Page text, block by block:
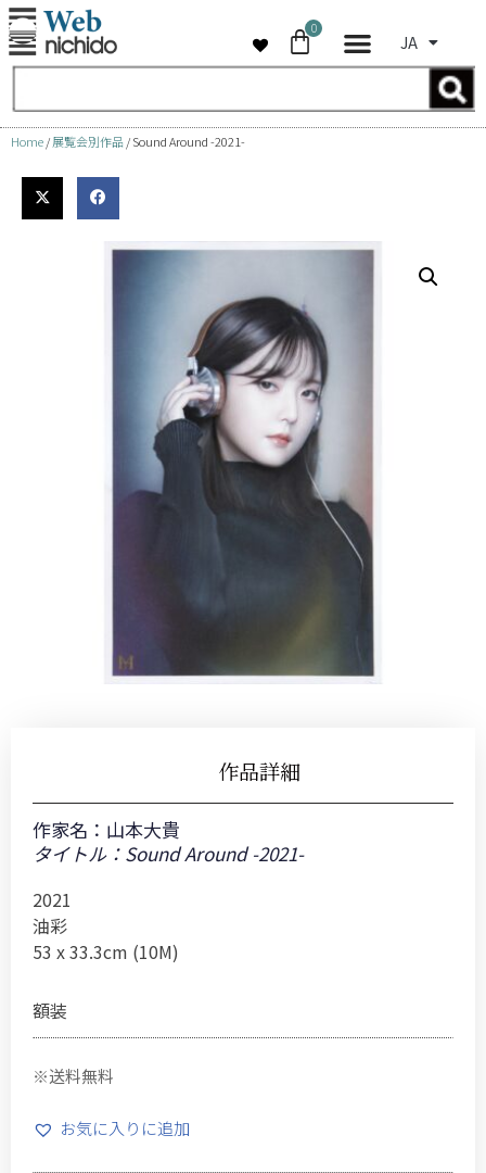
コ
テ
ン
ス
0
JA
Home/展覧会別作品 / Sound Around -2021-
作品詳細
作家名： 山本大貴
タイトル：Sound Around -2021-
2021
油彩
53 x 33.3cm (10M)
額装
※送料無料
お気に入りに追加